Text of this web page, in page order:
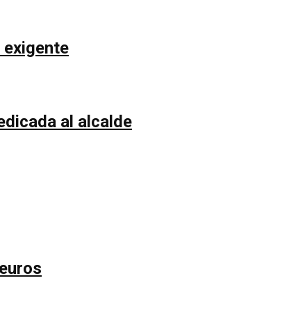
exigente
al alcalde